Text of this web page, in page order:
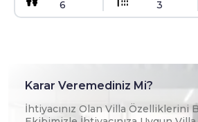
6 3
Karar Veremediniz Mi?
İhtiyacınız Olan Villa Özelliklerini